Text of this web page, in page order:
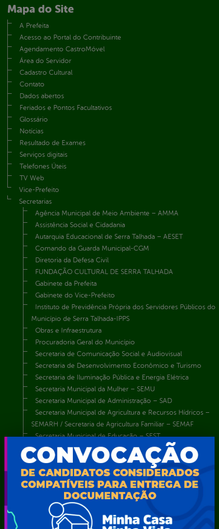
Mapa do Site
A Prefeita
Acesso ao Portal do Contribuinte
Agendamento CastroMóvel
Área do Servidor
Cadastro Cultural
Contato
Dados abertos
Feriados e Pontos Facultativos
Glossário
Notícias
Resultado de Exames
Serviços digitais
Telefones Úteis
TV Web
Vice-Prefeito
Secretarias
Agência Municipal de Meio Ambiente – AMMA
Assistência Social e Cidadania
Autarquia Educacional de Serra Talhada – AESET
Comando da Guarda Municipal-CGM
Diretoria da Defesa Civil
FUNDAÇÃO CULTURAL DE SERRA TALHADA
Gabinete da Prefeita
Gabinete do Vice-Prefeito
Instituto de Previdência Própria dos Servidores Públicos do
Município de Serra Talhada-IPPS
Obras e Infraestrutura
Procuradoria Geral do Município
Secretaria de Comunicação Social e Audiovisual
Secretaria de Desenvolvimento Econômico e Turismo
Secretaria de Iluminação Pública e Energia Elétrica
Secretaria Municipal da Mulher – SEMU
Secretaria Municipal de Administração – SAD
Secretaria Municipal de Agricultura e Recursos Hídricos –
SEMARH / Secretaria de Agricultura Familiar – SEMAF
Secretaria Municipal de Educação – SEST
Secretaria Municipal de Esporte e Lazer – SEMEL
Secretaria Municipal de Finanças – SECFIN
Secretaria Municipal de Governo – SEGOV
Secretaria Municipal de Meio Ambiente – SEMA
Secretaria Municipal de Planejamento e Gestão – SEPLAG
Secretaria Municipal de Relações Institucionais – SEMRI
Secretaria Municipal de Saúde – SMS